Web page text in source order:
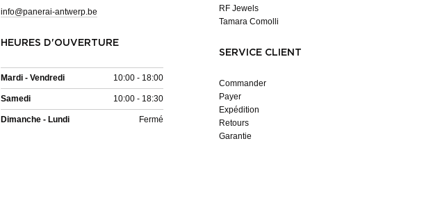
info@panerai-antwerp.be
HEURES D'OUVERTURE
Mardi - Vendredi 10:00 - 18:00
Samedi 10:00 - 18:30
Dimanche - Lundi Fermé
RF Jewels
Tamara Comolli
SERVICE CLIENT
Commander
Payer
Expédition
Retours
Garantie